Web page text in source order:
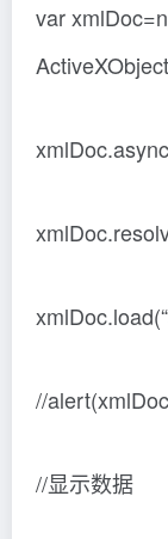
var
//
//显示数据